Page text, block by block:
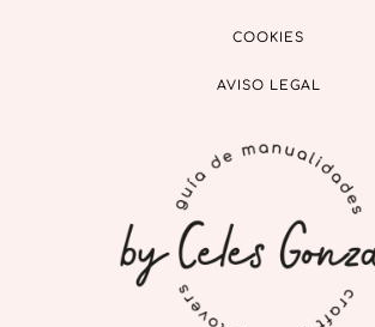
COOKIES
AVISO LEGAL